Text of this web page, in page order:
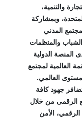
والتنمية،
للأمم المتحدة، وبمشاركة
المدني
والمنظمات
المنصة الدولية
العالمية لمجتمع
العالمي.
جهود كافة
الرقمى من خلال
الرقمي، الأمن